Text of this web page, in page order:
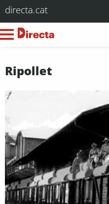
directa.cat
Ripollet